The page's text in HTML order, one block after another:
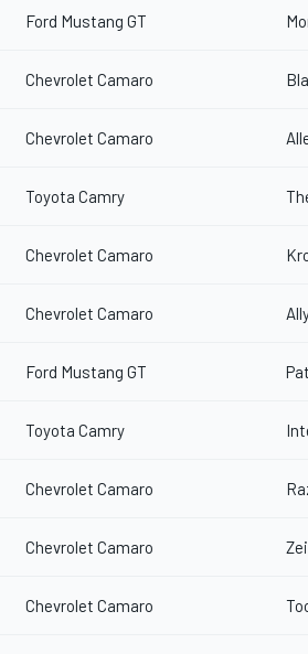
Ford Mustang GT
Chevrolet Camaro
Chevrolet Camaro
Toyota Camry
Chevrolet Camaro
Chevrolet Camaro
Ford Mustang GT
Toyota Camry
Chevrolet Camaro
Chevrolet Camaro
Chevrolet Camaro